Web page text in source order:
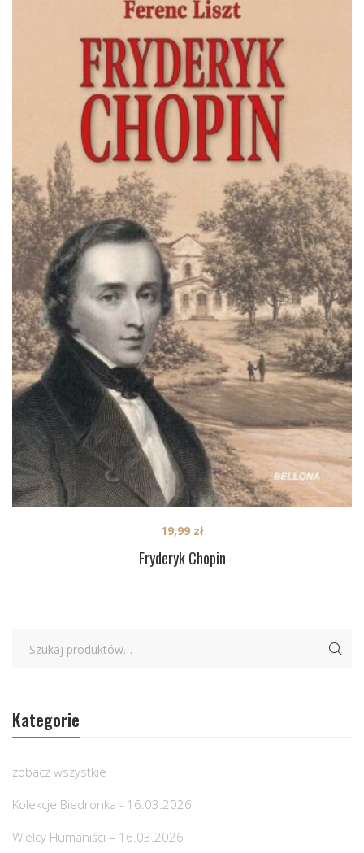
Fryderyk Chopin
19,99 zł
Kategorie
zobacz wszystkie
Kolekcje Biedronka - 16.03.2026
Wielcy Humaniści – 16.03.2026